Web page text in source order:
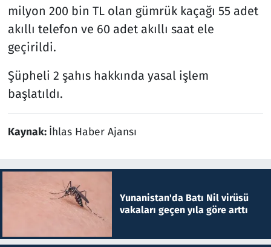
milyon 200 bin TL olan gümrük kaçağı 55 adet
akıllı telefon ve 60 adet akıllı saat ele
geçirildi.
Şüpheli 2 şahıs hakkında yasal işlem
başlatıldı.
Kaynak: İhlas Haber Ajansı
Yunanistan'da Batı Nil virüsü
vakaları geçen yıla göre arttı